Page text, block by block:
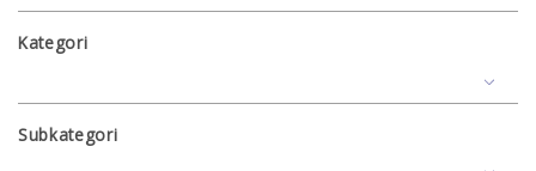
Kategori
Subkategori